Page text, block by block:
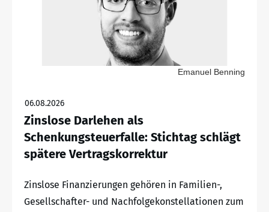
Emanuel Benning
06.08.2026
Zinslose Darlehen als
Schenkungsteuerfalle: Stichtag schlägt
spätere Vertragskorrektur
Zinslose Finanzierungen gehören in Familien-,
Gesellschafter- und Nachfolgekonstellationen zum